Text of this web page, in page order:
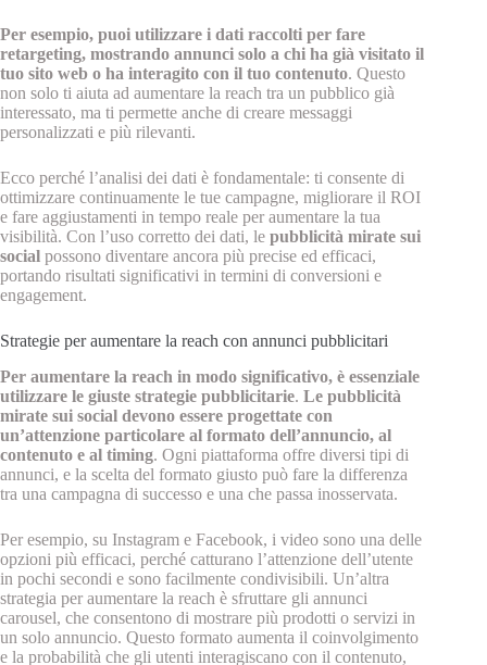
Per esempio, puoi utilizzare i dati raccolti per fare
retargeting, mostrando annunci solo a chi ha già visitato il
tuo sito web o ha interagito con il tuo contenuto. Questo
non solo ti aiuta ad aumentare la reach tra un pubblico già
interessato, ma ti permette anche di creare messaggi
personalizzati e più rilevanti.
Ecco perché l’analisi dei dati è fondamentale: ti consente di
ottimizzare continuamente le tue campagne, migliorare il ROI
e fare aggiustamenti in tempo reale per aumentare la tua
visibilità. Con l’uso corretto dei dati, le pubblicità mirate sui
social possono diventare ancora più precise ed efficaci,
portando risultati significativi in termini di conversioni e
engagement.
Strategie per aumentare la reach con annunci pubblicitari
Per aumentare la reach in modo significativo, è essenziale
utilizzare le giuste strategie pubblicitarie. Le pubblicità
mirate sui social devono essere progettate con
un’attenzione particolare al formato dell’annuncio, al
contenuto e al timing. Ogni piattaforma offre diversi tipi di
annunci, e la scelta del formato giusto può fare la differenza
tra una campagna di successo e una che passa inosservata.
Per esempio, su Instagram e Facebook, i video sono una delle
opzioni più efficaci, perché catturano l’attenzione dell’utente
in pochi secondi e sono facilmente condivisibili. Un’altra
strategia per aumentare la reach è sfruttare gli annunci
carousel, che consentono di mostrare più prodotti o servizi in
un solo annuncio. Questo formato aumenta il coinvolgimento
e la probabilità che gli utenti interagiscano con il contenuto,